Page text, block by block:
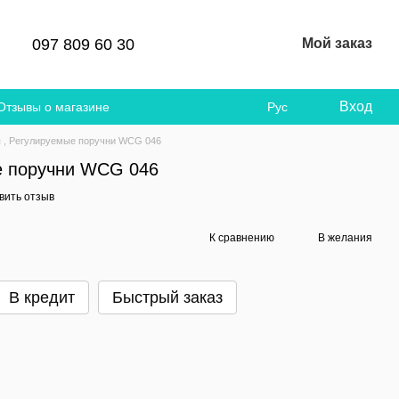
097 809 60 30 Мой заказ
о магазине
Рус Вход
, Регулируемые поручни WCG 046
поручни WCG 046
отзыв
К сравнению В желания
В кредит Быстрый заказ